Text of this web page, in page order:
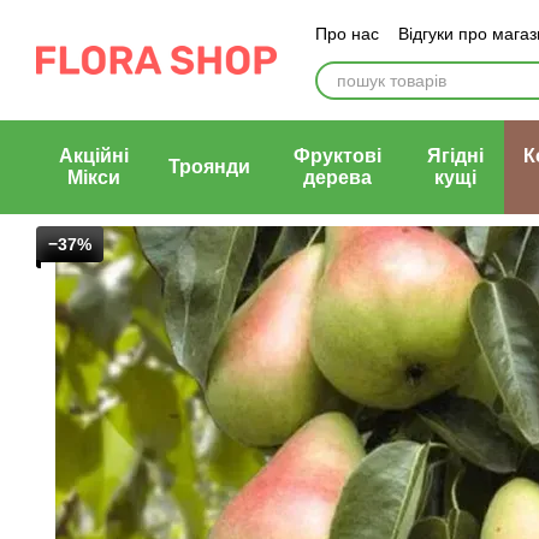
Про нас
Відгуки про
Блог магазину
Акційні
Мікси
Троянди
Фруктові
дерева
Ягідні
кущі
−37%